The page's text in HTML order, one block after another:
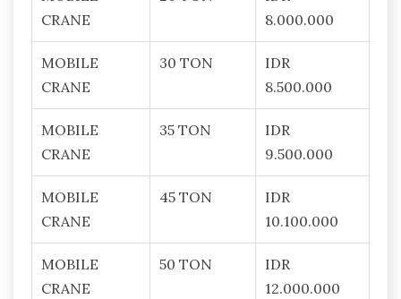
CRANE
8.000.000
MOBILE
CRANE
30 TON
IDR
8.500.000
MOBILE
CRANE
35 TON
IDR
9.500.000
MOBILE
CRANE
45 TON
IDR
10.100.000
MOBILE
CRANE
50 TON
IDR
12.000.000